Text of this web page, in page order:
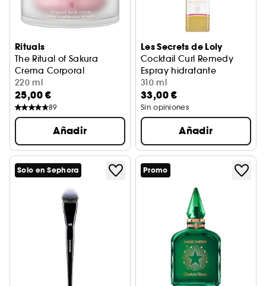
Rituals
The Ritual of Sakura
Crema Corporal
220 ml
25,00 €
89
Añadir
Les Secrets de Loly
Cocktail Curl Remedy
Espray hidratante
310 ml
33,00 €
Sin opiniones
Añadir
Solo en Sephora Promo